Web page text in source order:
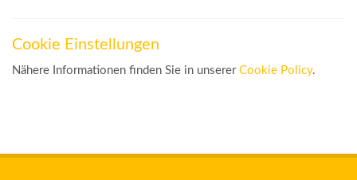
Cookie Einstellungen
Nähere Informationen finden Sie in unserer Cookie Policy.